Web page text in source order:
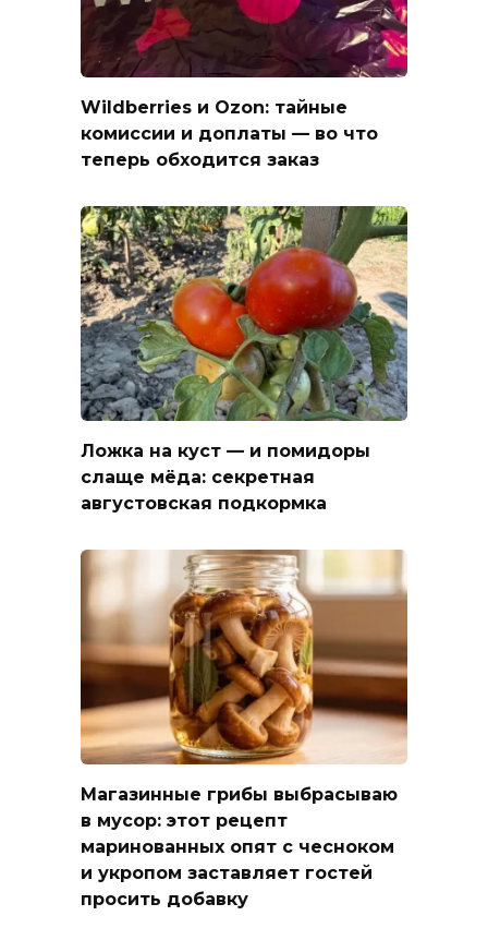
Wildberries и Ozon: тайные
комиссии и доплаты — во что
теперь обходится заказ
Ложка на куст — и помидоры
слаще мёда: секретная
августовская подкормка
Магазинные грибы выбрасываю
в мусор: этот рецепт
маринованных опят с чесноком
и укропом заставляет гостей
просить добавку